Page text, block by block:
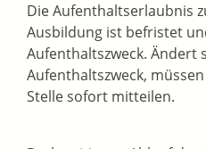
Die Aufenthaltserlaubnis
Ausbildung ist befristet
Aufenthaltszweck. Ändert
Aufenthaltszweck,
Stelle sofort mitteilen.